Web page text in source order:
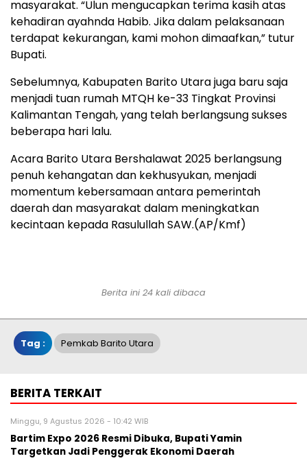
masyarakat. “Ulun mengucapkan terima kasih atas
kehadiran ayahnda Habib. Jika dalam pelaksanaan
terdapat kekurangan, kami mohon dimaafkan,” tutur
Bupati.
Sebelumnya, Kabupaten Barito Utara juga baru saja
menjadi tuan rumah MTQH ke-33 Tingkat Provinsi
Kalimantan Tengah, yang telah berlangsung sukses
beberapa hari lalu.
Acara Barito Utara Bershalawat 2025 berlangsung
penuh kehangatan dan kekhusyukan, menjadi
momentum kebersamaan antara pemerintah
daerah dan masyarakat dalam meningkatkan
kecintaan kepada Rasulullah SAW.(AP/Kmf)
Berita ini 24 kali dibaca
Tag : Pemkab Barito Utara
BERITA TERKAIT
Minggu, 9 Agustus 2026 - 10:42 WIB
Bartim Expo 2026 Resmi Dibuka, Bupati Yamin
Targetkan Jadi Penggerak Ekonomi Daerah